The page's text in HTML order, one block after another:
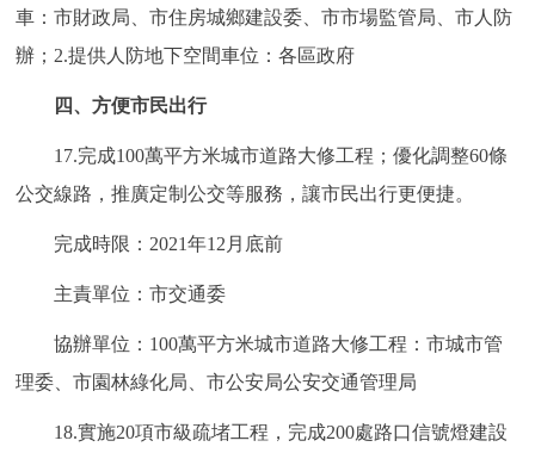
車：市財政局、市住房城鄉建設委、市市場監管局、市人防
辦；2.提供人防地下空間車位：各區政府
四、方便市民出行
17.完成100萬平方米城市道路大修工程；優化調整60條
公交線路，推廣定制公交等服務，讓市民出行更便捷。
完成時限：2021年12月底前
主責單位：市交通委
協辦單位：100萬平方米城市道路大修工程：市城市管
理委、市園林綠化局、市公安局公安交通管理局
18.實施20項市級疏堵工程，完成200處路口信號燈建設